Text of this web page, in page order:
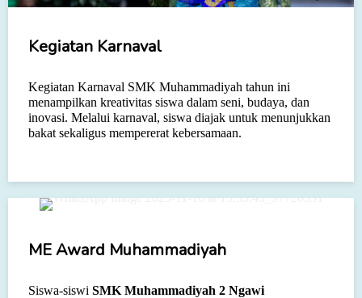
Kegiatan Karnaval
Kegiatan Karnaval SMK Muhammadiyah tahun ini
menampilkan kreativitas siswa dalam seni, budaya, dan
inovasi. Melalui karnaval, siswa diajak untuk menunjukkan
bakat sekaligus mempererat kebersamaan.
ME Award Muhammadiyah
Siswa-siswi SMK Muhammadiyah 2 Ngawi